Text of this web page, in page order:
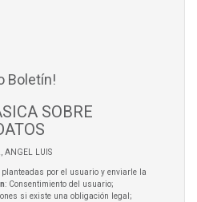
Boletín!
SOBRE
ANGEL LUIS
por el usuario y enviarle la
: Consentimiento del usuario;
si existe una obligación legal;